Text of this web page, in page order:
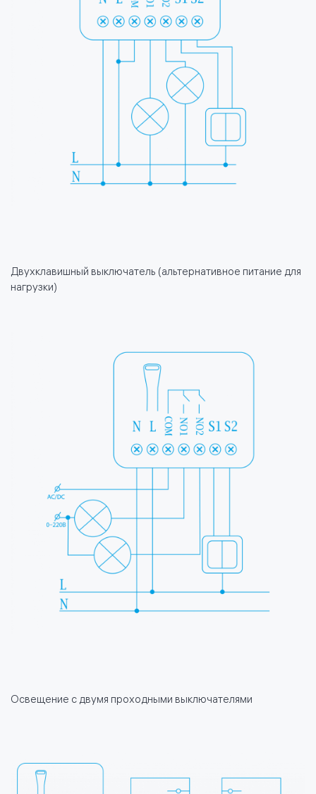
Двухклавишный выключатель (альтернативное питание для
нагрузки)
Освещение с двумя проходными выключателями